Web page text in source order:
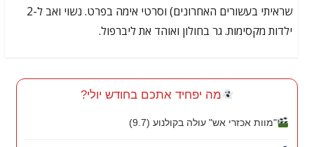
שראיתי בעשורים האחרונים) וסרטי אימה בפרט. נשוי ואב ל-2
ילדות מקסימות. גר בחולון ואוהד את ליברפול.
מה יפחיד אתכם בחודש יולי?
"מוות אכזרי אש" עולה בקולנוע (9.7)